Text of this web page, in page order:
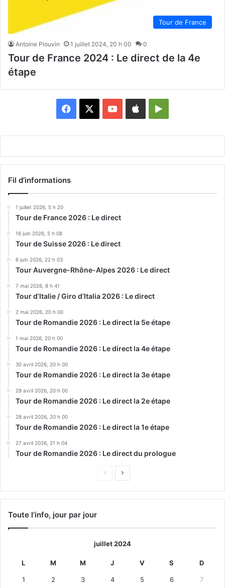
Tour de France
Antoine Plouvin 1 juillet 2024, 20 h 00 0
Tour de France 2024 : Le direct de la 4e
étape
Facebook YouTubeAppleGoogle
Fil d’informations
1 juillet 2026, 5 h 20
Tour de France 2026 : Le direct
16 juin 2026, 5 h 08
Tour de Suisse 2026 : Le direct
6 juin 2026, 22 h 03
Tour Auvergne-Rhône-Alpes 2026 : Le direct
7 mai 2026, 8 h 41
Tour d’Italie / Giro d’Italia 2026 : Le direct
2 mai 2026, 20 h 00
Tour de Romandie 2026 : Le direct la 5e étape
1 mai 2026, 20 h 00
Tour de Romandie 2026 : Le direct la 4e étape
30 avril 2026, 20 h 00
Tour de Romandie 2026 : Le direct la 3e étape
29 avril 2026, 20 h 00
Tour de Romandie 2026 : Le direct la 2e étape
28 avril 2026, 20 h 00
Tour de Romandie 2026 : Le direct la 1e étape
27 avril 2026, 21 h 04
Tour de Romandie 2026 : Le direct du prologue
Page
Page
Toute l’info, jour par jour
juillet 2024
L M M J V S D
1 2 3 4 5 6 7